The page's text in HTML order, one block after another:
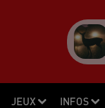
JEUX INFOS